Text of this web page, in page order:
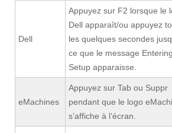
Dell
Appuyez sur F2 lorsque le
Dell apparaît/ou appuyez
les quelques secondes
ce que le message Entering
Setup apparaisse.
eMachines
Appuyez sur Tab ou Suppr
pendant que le logo
s’affiche à l’écran.